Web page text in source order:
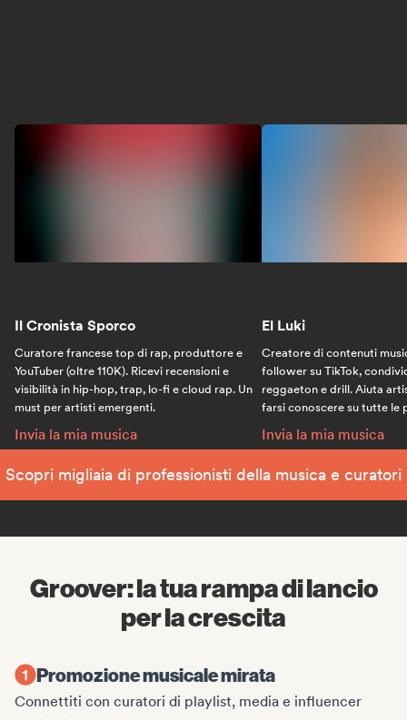
Il Cronista Sporco
Curatore francese top di rap, produttore e
YouTuber (oltre 110K). Ricevi recensioni e
visibilità in hip-hop, trap, lo-fi e cloud rap. Un
must per artisti emergenti.
Il Cronista Sporco:
Invia la mia musica
El Luki
Creatore di contenuti
follower su TikTok,
reggaeton e drill. Aiuta
farsi conoscere su tutte le
El Luki:
Invia la mia musica
Scopri migliaia di professionisti della musica e curatori
Groover: la tua rampa di lancio
per la crescita
Promozione musicale mirata
Connettiti con curatori di playlist, media e influencer